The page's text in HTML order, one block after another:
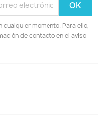
cualquier momento. Para ello,
de contacto en el aviso